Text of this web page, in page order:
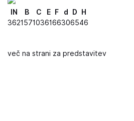
IN B C E F d D
H
3621571036166306546
več na strani za predstavitev